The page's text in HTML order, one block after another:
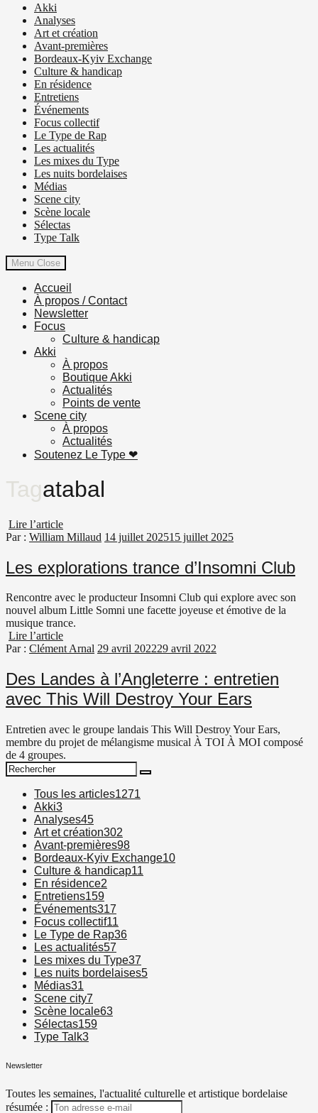
Akki
Analyses
Art et création
Avant-premières
Bordeaux-Kyiv Exchange
Culture & handicap
En résidence
Entretiens
Événements
Focus collectif
Le Type de Rap
Les actualités
Les mixes du Type
Les nuits bordelaises
Médias
Scene city
Scène locale
Sélectas
Type Talk
Menu Close
Accueil
À propos / Contact
Newsletter
Focus
Culture & handicap
Akki
À propos
Boutique Akki
Actualités
Points de vente
Scene city
À propos
Actualités
Soutenez Le Type ❤︎
Tagatabal
Lire l’article
Par : William Millaud 14 juillet 202515 juillet 2025
Les explorations trance d’Insomni Club
Rencontre avec le producteur Insomni Club qui explore avec son
nouvel album Little Somni une facette joyeuse et émotive de la
musique trance.
Lire l’article
Par : Clément Arnal 29 avril 202229 avril 2022
Des Landes à l’Angleterre : entretien
avec This Will Destroy Your Ears
Entretien avec le groupe landais This Will Destroy Your Ears,
membre du projet de mélangisme musical À TOI À MOI composé
de 4 groupes.
Search
for:
Search
Tous les articles1271
Akki3
Analyses45
Art et création302
Avant-premières98
Bordeaux-Kyiv Exchange10
Culture & handicap11
En résidence2
Entretiens159
Événements317
Focus collectif11
Le Type de Rap36
Les actualités57
Les mixes du Type37
Les nuits bordelaises5
Médias31
Scene city7
Scène locale63
Sélectas159
Type Talk3
Newsletter
Toutes les semaines, l'actualité culturelle et artistique bordelaise
résumée :